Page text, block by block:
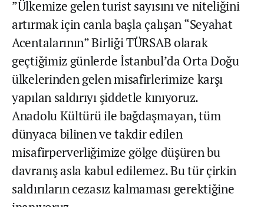
”Ülkemize gelen turist sayısını ve niteliğini
artırmak için canla başla çalışan “Seyahat
Acentalarının” Birliği TÜRSAB olarak
geçtiğimiz günlerde İstanbul’da Orta Doğu
ülkelerinden gelen misafirlerimize karşı
yapılan saldırıyı şiddetle kınıyoruz.
Anadolu Kültürü ile bağdaşmayan, tüm
dünyaca bilinen ve takdir edilen
misafirperverliğimize gölge düşüren bu
davranış asla kabul edilemez. Bu tür çirkin
saldırıların cezasız kalmaması gerektiğine